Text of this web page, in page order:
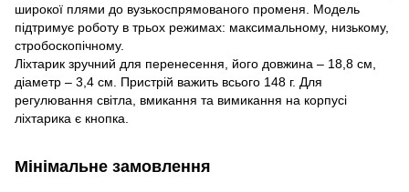
широкої плями до вузькоспрямованого променя. Модель
підтримує роботу в трьох режимах: максимальному, низькому,
стробоскопічному.
Ліхтарик зручний для перенесення, його довжина – 18,8 см,
діаметр – 3,4 см. Пристрій важить всього 148 г. Для
регулювання світла, вмикання та вимикання на корпусі
ліхтарика є кнопка.
Мінімальне замовлення